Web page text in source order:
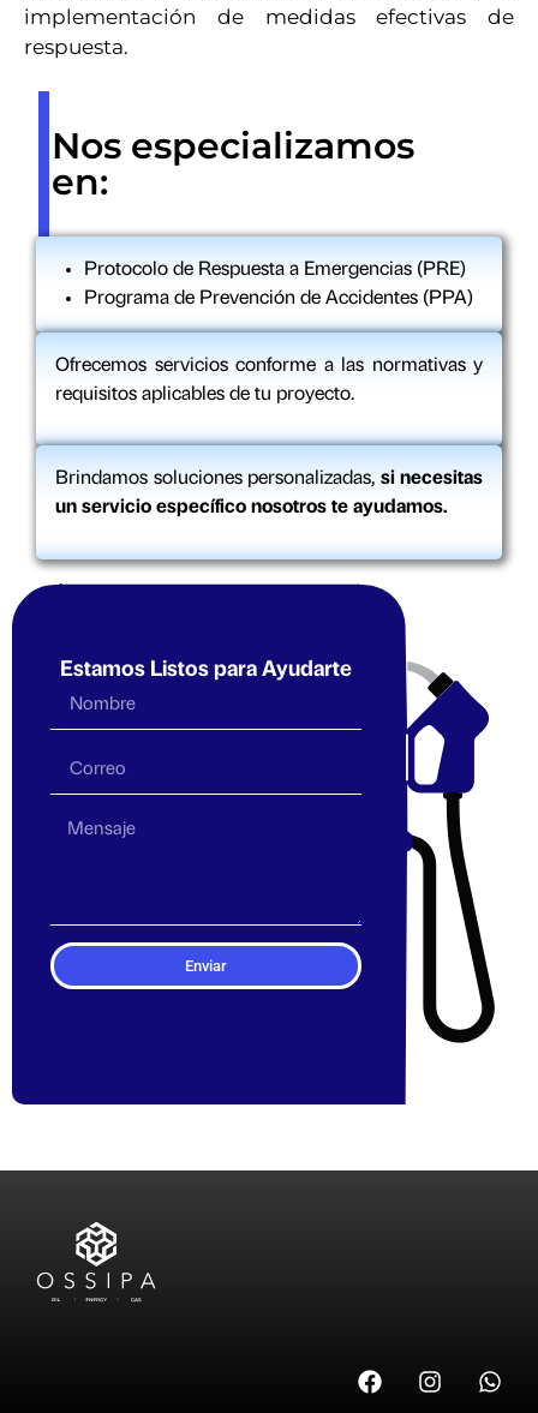
implementación de medidas efectivas de
respuesta.
Nos especializamos
en:
Protocolo de Respuesta a Emergencias (PRE)
Programa de Prevención de Accidentes (PPA)
Ofrecemos servicios conforme a las normativas y
requisitos aplicables de tu proyecto.
Brindamos soluciones personalizadas, si necesitas
un servicio específico nosotros te ayudamos.
Estamos Listos para Ayudarte
Enviar